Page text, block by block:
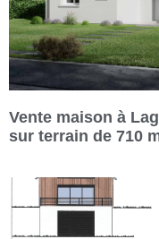
Vente maison à
sur terrain de 710